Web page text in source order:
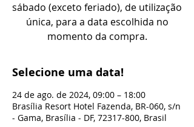
sábado (exceto feriado), de utilização
única, para a data escolhida no
momento da compra.
Selecione uma data!
24 de ago. de 2024, 09:00 – 18:00
Brasília Resort Hotel Fazenda, BR-060, s/n
- Gama, Brasília - DF, 72317-800, Brasil